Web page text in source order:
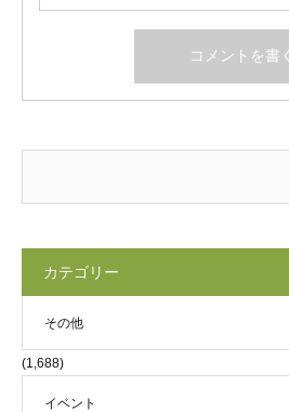
カテゴリー
その他
(1,688)
イベント